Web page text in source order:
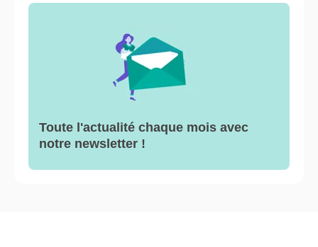
Toute l'actualité chaque mois avec
notre newsletter !